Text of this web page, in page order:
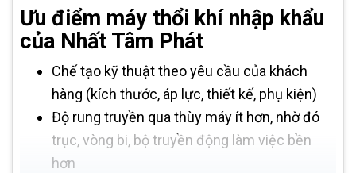
Ưu điểm máy thổi khí nhập khẩu
của Nhất Tâm Phát
Chế tạo kỹ thuật theo yêu cầu của khách
hàng (kích thước, áp lực, thiết kế, phụ kiện)
Độ rung truyền qua thùy máy ít hơn, nhờ đó
trục, vòng bi, bộ truyền động làm việc bền
hơn